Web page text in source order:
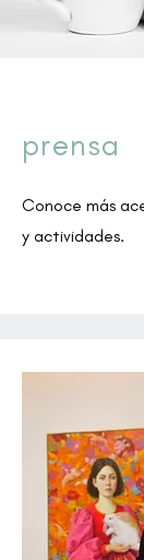
prensa
Conoce más
y actividades.